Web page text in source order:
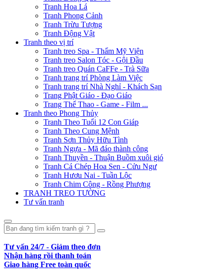
Tranh Hoa Lá
Tranh Phong Cảnh
Tranh Trừu Tượng
Tranh Động Vật
Tranh theo vị trí
Tranh treo Spa - Thẩm Mỹ Viện
Tranh treo Salon Tóc - Gội Đầu
Tranh treo Quán CaFFe - Trà Sữa
Tranh trang trí Phòng Làm Việc
Tranh trang trí Nhà Nghỉ - Khách Sạn
Trang Phật Giáo - Đạo Giáo
Trang Thể Thao - Game - Film ...
Tranh theo Phong Thủy
Tranh Theo Tuổi 12 Con Giáp
Tranh Theo Cung Mệnh
Tranh Sơn Thủy Hữu Tình
Tranh Ngựa - Mã đáo thành công
Tranh Thuyền - Thuận Buồm xuôi gió
Tranh Cá Chép Hoa Sen - Cửu Ngư
Tranh Hươu Nai - Tuần Lộc
Tranh Chim Công - Rồng Phượng
TRANH TREO TƯỜNG
Tư vấn tranh
Tư vấn 24/7 - Giảm theo đơn
Nhận hàng rồi thanh toán
Giao hàng Free toàn quốc